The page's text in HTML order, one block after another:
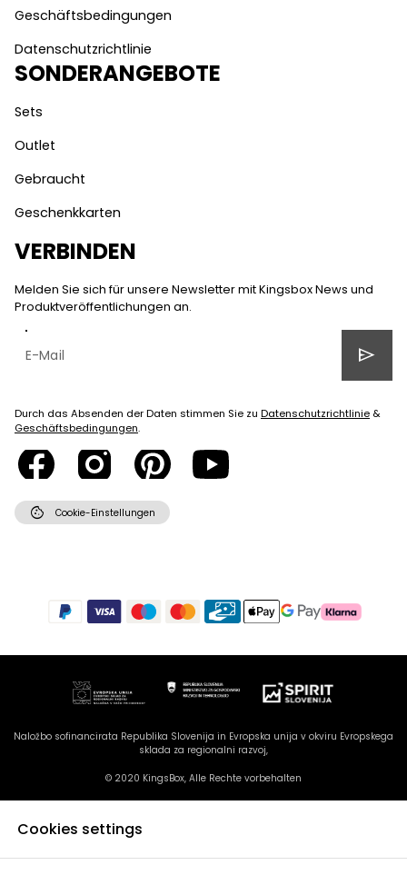
Geschäftsbedingungen
Datenschutzrichtlinie
SONDERANGEBOTE
Sets
Outlet
Gebraucht
Geschenkkarten
VERBINDEN
Melden Sie sich für unsere Newsletter mit Kingsbox News und
Produktveröffentlichungen an.
send
Durch das Absenden der Daten stimmen Sie zu Datenschutzrichtlinie &
Geschäftsbedingungen.
cookie Cookie-Einstellungen
Naložbo sofinancirata Republika Slovenija in Evropska unija v okviru Evropskega
sklada za regionalni razvoj,
© 2020 KingsBox, Alle Rechte vorbehalten
Cookies settings